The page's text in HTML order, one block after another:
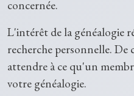
concernée.
L'intérêt de la généalogie
recherche personnelle. De
attendre à ce qu'un
votre généalogie.